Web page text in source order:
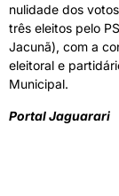
nulidade dos
três eleitos pelo
Jacunã), com a
eleitoral e
Municipal.
Portal Jaguarari